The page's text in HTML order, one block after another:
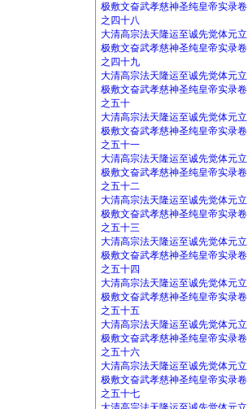
极敷文奋武孝慈神圣纯皇帝实录卷
之四十八
大清高宗法天隆运至诚先觉体元立
极敷文奋武孝慈神圣纯皇帝实录卷
之四十九
大清高宗法天隆运至诚先觉体元立
极敷文奋武孝慈神圣纯皇帝实录卷
之五十
大清高宗法天隆运至诚先觉体元立
极敷文奋武孝慈神圣纯皇帝实录卷
之五十一
大清高宗法天隆运至诚先觉体元立
极敷文奋武孝慈神圣纯皇帝实录卷
之五十二
大清高宗法天隆运至诚先觉体元立
极敷文奋武孝慈神圣纯皇帝实录卷
之五十三
大清高宗法天隆运至诚先觉体元立
极敷文奋武孝慈神圣纯皇帝实录卷
之五十四
大清高宗法天隆运至诚先觉体元立
极敷文奋武孝慈神圣纯皇帝实录卷
之五十五
大清高宗法天隆运至诚先觉体元立
极敷文奋武孝慈神圣纯皇帝实录卷
之五十六
大清高宗法天隆运至诚先觉体元立
极敷文奋武孝慈神圣纯皇帝实录卷
之五十七